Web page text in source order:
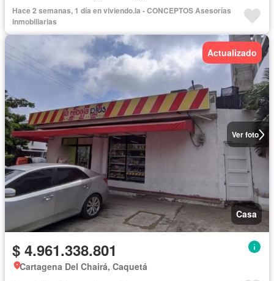
Hace 2 semanas, 1 día en viviendo.la - CONCEPTOS Asesorías
inmobiliarias
Ver foto
Actualizado
Casa
$ 4.961.338.801
Cartagena Del Chairá, Caquetá